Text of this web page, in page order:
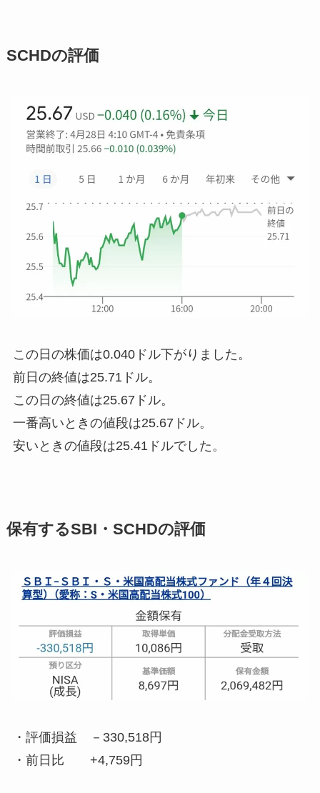
SCHDの評価
この日の株価は0.040ドル下がりました 。
前日の終値は25.71ドル。
この日の終値は25.67ドル。
一番高いときの値段は25.67ドル。
安いときの値段は25.41ドルでした。
保有するSBI・SCHDの評価
・評価損益
－330,518円
・前日比 +4,759円